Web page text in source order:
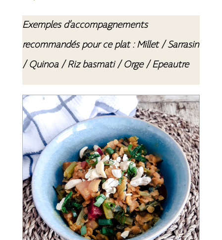
Exemples d’accompagnements
recommandés pour ce plat : Millet / Sarrasin
/ Quinoa / Riz basmati / Orge / Epeautre